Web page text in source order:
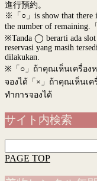
進行預約。
※「○」is show that there
the number of remaining.
※Tanda ◯ berarti ada slot
reservasi yang masih
dilakukan.
※ 「○」ถ้าคุณเห็นเครื่อ
จองได้「×」ถ้าคุณเห็นเ
ทำการจองได้
サイト内検索
索:
PAGE TOP